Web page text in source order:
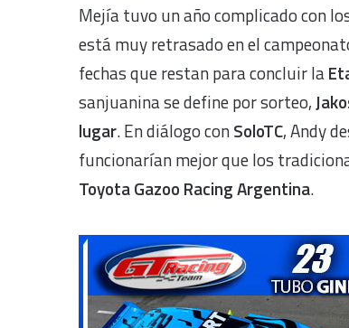
Mejía tuvo un año complicado con
está muy retrasado en el
fechas que restan para concluir la
sanjuanina se define por sorteo,
lugar. En diálogo conSoloTC, Andy
funcionarían mejor que los
Toyota Gazoo Racing Argentina.